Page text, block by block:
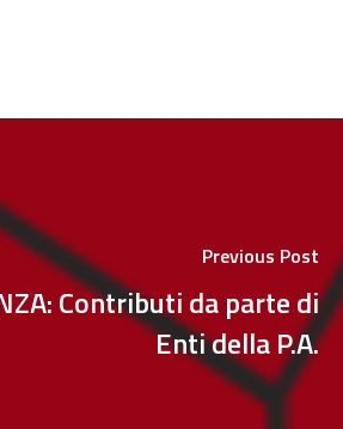
Previous Post
Contributi da parte di
Enti della P.A.